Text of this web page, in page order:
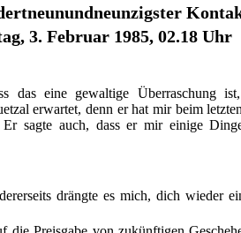
3. Februar 1985, 02.18 Uhr
das eine gewaltige Überraschung
erwartet, denn er hat mir beim
sagte auch, dass er mir einige
drängte es mich, dich wieder